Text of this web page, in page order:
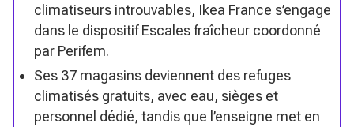
climatiseurs introuvables, Ikea France s’engage
dans le dispositif Escales fraîcheur coordonné
par Perifem.
Ses 37 magasins deviennent des refuges
climatisés gratuits, avec eau, sièges et
personnel dédié, tandis que l’enseigne met en